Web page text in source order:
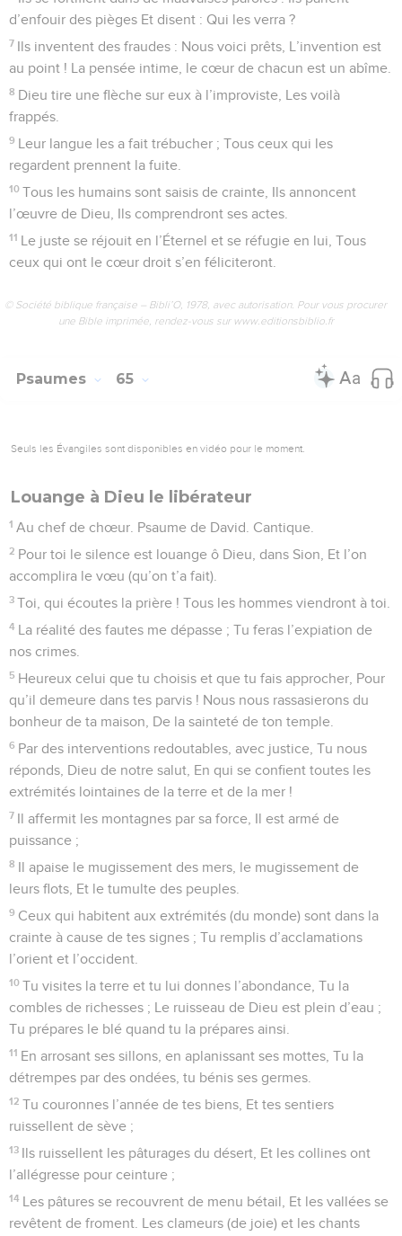
d’enfouir des pièges Et disent : Qui les verra ?
7 Ils inventent des fraudes : Nous voici prêts, L’invention est
au point ! La pensée intime, le cœur de chacun est un abîme.
8 Dieu tire une flèche sur eux à l’improviste, Les voilà
frappés.
9 Leur langue les a fait trébucher ; Tous ceux qui les
regardent prennent la fuite.
10 Tous les humains sont saisis de crainte, Ils annoncent
l’œuvre de Dieu, Ils comprendront ses actes.
11 Le juste se réjouit en l’Éternel et se réfugie en lui, Tous
ceux qui ont le cœur droit s’en féliciteront.
© Société biblique française – Bibli’O, 1978, avec autorisation. Pour vous procurer
une Bible imprimée, rendez-vous sur www.editionsbiblio.fr
Psaumes 65
Seuls les Évangiles sont disponibles en vidéo pour le moment.
Louange à Dieu le libérateur
1 Au chef de chœur. Psaume de David. Cantique.
2 Pour toi le silence est louange ô Dieu, dans Sion, Et l’on
accomplira le vœu (qu’on t’a fait).
3 Toi, qui écoutes la prière ! Tous les hommes viendront à toi.
4 La réalité des fautes me dépasse ; Tu feras l’expiation de
nos crimes.
5 Heureux celui que tu choisis et que tu fais approcher, Pour
qu’il demeure dans tes parvis ! Nous nous rassasierons du
bonheur de ta maison, De la sainteté de ton temple.
6 Par des interventions redoutables, avec justice, Tu nous
réponds, Dieu de notre salut, En qui se confient toutes les
extrémités lointaines de la terre et de la mer !
7 Il affermit les montagnes par sa force, Il est armé de
puissance ;
8 Il apaise le mugissement des mers, le mugissement de
leurs flots, Et le tumulte des peuples.
9 Ceux qui habitent aux extrémités (du monde) sont dans la
crainte à cause de tes signes ; Tu remplis d’acclamations
l’orient et l’occident.
10 Tu visites la terre et tu lui donnes l’abondance, Tu la
combles de richesses ; Le ruisseau de Dieu est plein d’eau ;
Tu prépares le blé quand tu la prépares ainsi.
11 En arrosant ses sillons, en aplanissant ses mottes, Tu la
détrempes par des ondées, tu bénis ses germes.
12 Tu couronnes l’année de tes biens, Et tes sentiers
ruissellent de sève ;
13 Ils ruissellent les pâturages du désert, Et les collines ont
l’allégresse pour ceinture ;
14 Les pâtures se recouvrent de menu bétail, Et les vallées se
revêtent de froment. Les clameurs (de joie) et les chants